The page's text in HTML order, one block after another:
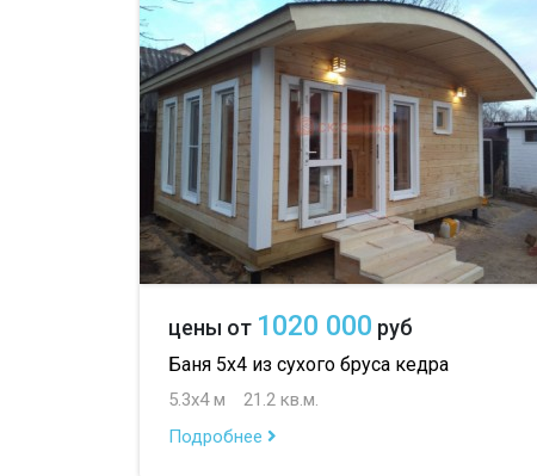
цены от 1020 000 руб
Баня 5х4 из сухого бруса кедра
5.3х4 м
21.2 кв.м.
Подробнее